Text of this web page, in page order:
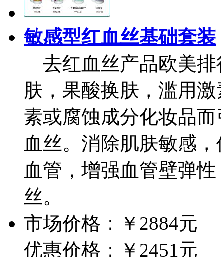
敏感型红血丝基础套装
去红血丝产品欧美排
肤，果酸换肤，滥用
素或腐蚀成分化妆品
血丝。消除肌肤敏感
血管，增强血管壁弹
丝。
市场价格：
￥2884元
优惠价格：
￥2451元